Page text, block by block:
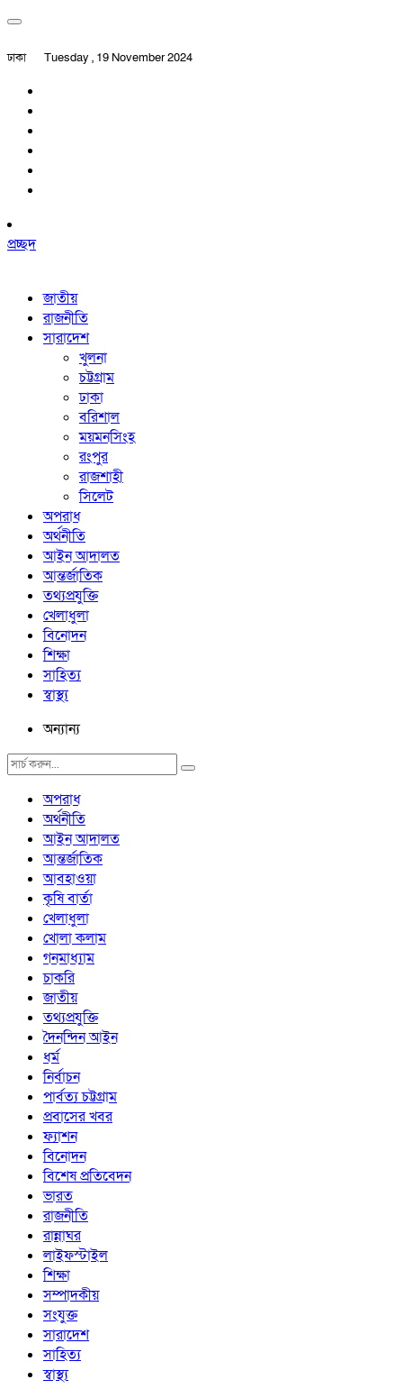
ঢাকা Tuesday , 19 November 2024
প্রচ্ছদ
জাতীয়
রাজনীতি
সারাদেশ
খুলনা
চট্টগ্রাম
ঢাকা
বরিশাল
ময়মনসিংহ
রংপুর
রাজশাহী
সিলেট
অপরাধ
অর্থনীতি
আইন আদালত
আন্তর্জাতিক
তথ্যপ্রযুক্তি
খেলাধুলা
বিনোদন
শিক্ষা
সাহিত্য
স্বাস্থ্য
অন্যান্য
অপরাধ
অর্থনীতি
আইন আদালত
আন্তর্জাতিক
আবহাওয়া
কৃষি বার্তা
খেলাধুলা
খোলা কলাম
গনমাধ্যাম
চাকরি
জাতীয়
তথ্যপ্রযুক্তি
দৈনন্দিন আইন
ধর্ম
নির্বাচন
পার্বত্য চট্টগ্রাম
প্রবাসের খবর
ফ্যাশন
বিনোদন
বিশেষ প্রতিবেদন
ভারত
রাজনীতি
রান্নাঘর
লাইফস্টাইল
শিক্ষা
সম্পাদকীয়
সংযুক্ত
সারাদেশ
সাহিত্য
স্বাস্থ্য